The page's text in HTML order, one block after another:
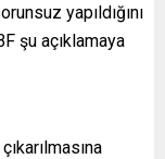
yapıldığını
şu açıklamaya